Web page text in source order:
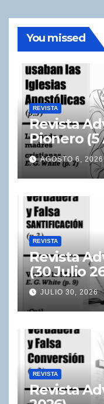
You missed
REVISTA
Revista
Pionero (5
AGOSTO 6,
REVISTA
Revista
(30 Julio
JULIO 30, 2026
REVISTA
Revista